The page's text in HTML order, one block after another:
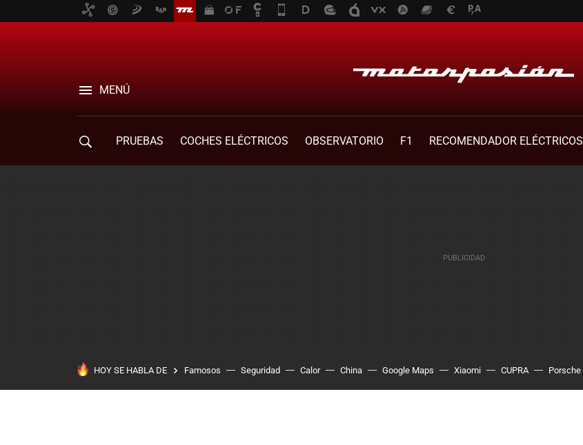
MENÚ
PRUEBAS COCHES ELÉCTRICOS OBSERVATORIO F1
RECOMENDADOR ELÉCTRICOS
HOY SE HABLA DE Famosos Seguridad Calor China Google Maps Xiaomi CUPRA Porsche